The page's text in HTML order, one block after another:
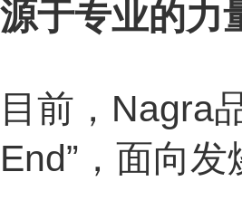
源于专业的力
目前，Nagra
End”，面向